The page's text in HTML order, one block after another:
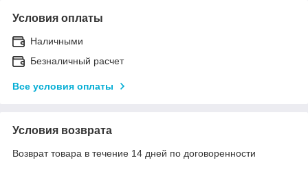
Условия оплаты
Наличными
Безналичный расчет
Все условия оплаты
Условия возврата
Возврат товара в течение 14 дней по договоренности